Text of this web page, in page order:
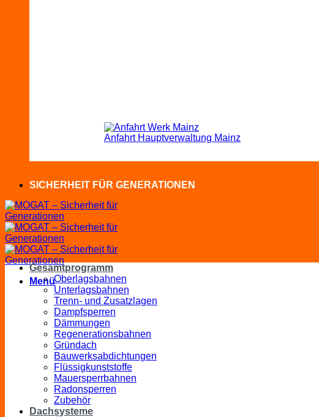
Anfahrt Hauptverwaltung Mainz
SICHERHEIT FÜR GENERATIONEN
Menü
Gesamtprogramm
Oberlagsbahnen
Unterlagsbahnen
Trenn- und Zusatzlagen
Dampfsperren
Dämmungen
Regenerationsbahnen
Gründach
Bauwerksabdichtungen
Flüssigkunststoffe
Mauersperrbahnen
Radonsperren
Zubehör
Dachsysteme